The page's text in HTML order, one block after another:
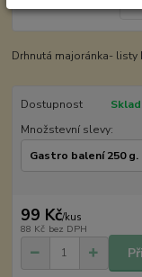
Drhnutá majoránka-
Dostupnost
Množstevní slevy:
99 Kč/kus
88 Kč bez DPH